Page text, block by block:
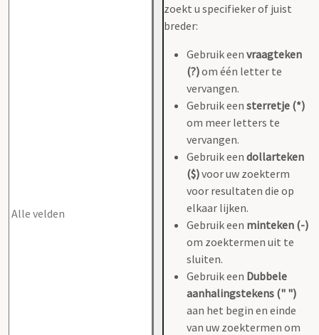
zoekt u specifieker of juist
breder:
Gebruik een vraagteken
(?)om één letter te
vervangen.
Gebruik een sterretje (*)
om meer letters te
vervangen.
Gebruik een dollarteken
($)voor uw zoekterm
voor resultaten die op
elkaar lijken.
Gebruik een minteken (-)
om zoektermen uit te
sluiten.
Gebruik een Dubbele
aanhalingstekens (" ")
aan het begin en einde
van uw zoektermen om